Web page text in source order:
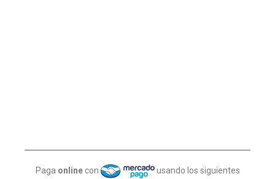
Paga online con
usando los siguientes